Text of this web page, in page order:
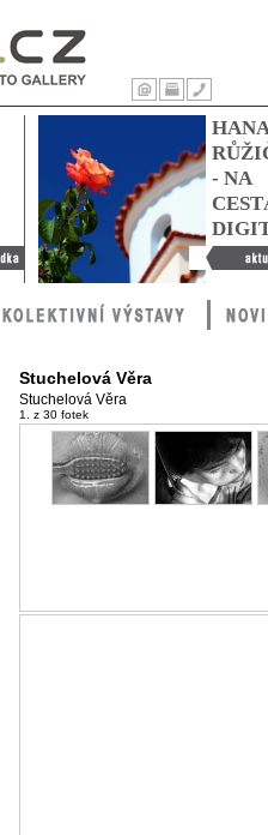
ÚvodTisk Kontakty
Stuchelová Věra
Stuchelová Věra
1. z 30 fotek
HANA
- NA
Hana
cestách